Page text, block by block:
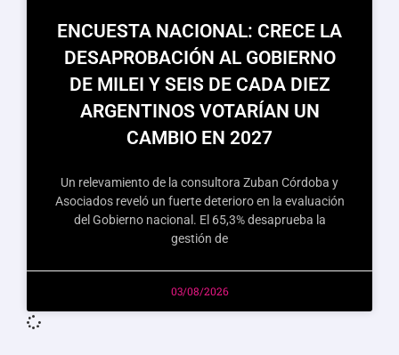
ENCUESTA NACIONAL: CRECE LA
DESAPROBACIÓN AL GOBIERNO
DE MILEI Y SEIS DE CADA DIEZ
ARGENTINOS VOTARÍAN UN
CAMBIO EN 2027
Un relevamiento de la consultora Zuban Córdoba y
Asociados reveló un fuerte deterioro en la evaluación
del Gobierno nacional. El 65,3% desaprueba la
gestión de
03/08/2026